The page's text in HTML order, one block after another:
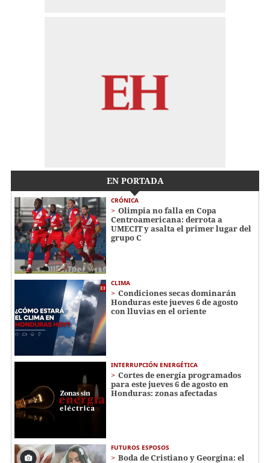
EN PORTADA
CRÓNICA
Olimpia no falla en Copa
Centroamericana: derrota a
UMECIT y asalta el primer lugar del
grupo C
CLIMA
Condiciones secas dominarán
Honduras este jueves 6 de agosto
con lluvias en el oriente
INTERRUPCIÓN ENERGÉTICA
Cortes de energía programados
para este jueves 6 de agosto en
Honduras: zonas afectadas
FUTUROS ESPOSOS
Boda de Cristiano y Georgina: el